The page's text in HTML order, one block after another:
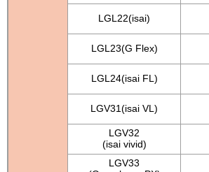
LGL22(isai)
LGL23(G Flex)
LGL24(isai FL)
LGV31(isai VL)
LGV32
(isai vivid)
LGV33